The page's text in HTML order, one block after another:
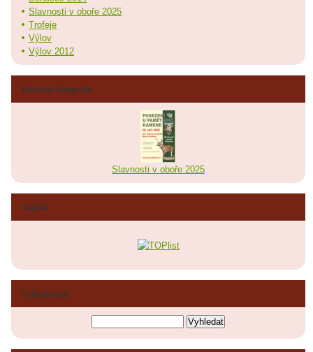
Slavnosti v oboře 2025
Trofeje
Výlov
Výlov 2012
Poslední fotografie
Slavnosti v oboře 2025
Toplist
Vyhledávání